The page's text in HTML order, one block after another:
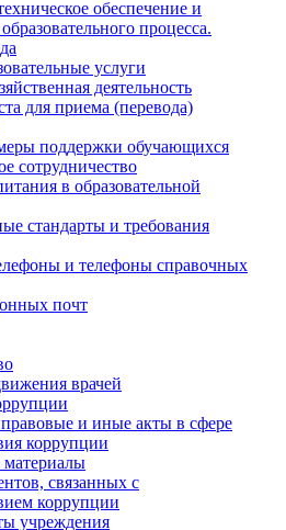
обеспечение и
процесса.
услуги
деятельность
для приема (перевода)
поддержки обучающихся
сотрудничество
в образовательной
стандарты и требования
и телефоны справочных
почт
врачей
и иные акты в сфере
коррупции
связанных с
коррупции
учреждения